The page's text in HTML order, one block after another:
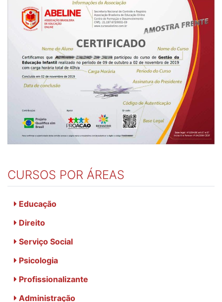
CURSOS POR ÁREAS
Educação
Direito
Serviço Social
Psicologia
Profissionalizante
Administração